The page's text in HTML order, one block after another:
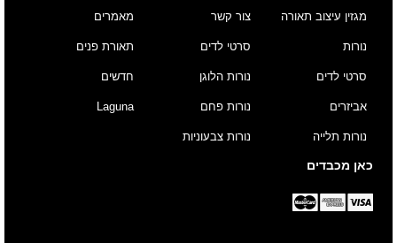
מגזין עיצוב תאורה צור קשר מאמרים
נורות
סרטי לדים
אביזרים
נורות תלייה
סרטי לדים
נורות הלוגן
נורות פחם
נורות צבעוניות
תאורת פנים
חדשים
Laguna
כאן מכבדים